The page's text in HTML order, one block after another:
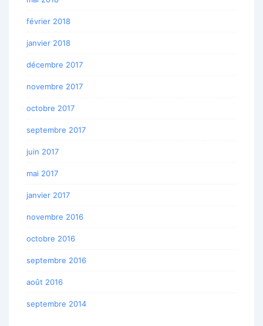
février 2018
janvier 2018
décembre 2017
novembre 2017
octobre 2017
septembre 2017
juin 2017
mai 2017
janvier 2017
novembre 2016
octobre 2016
septembre 2016
août 2016
septembre 2014